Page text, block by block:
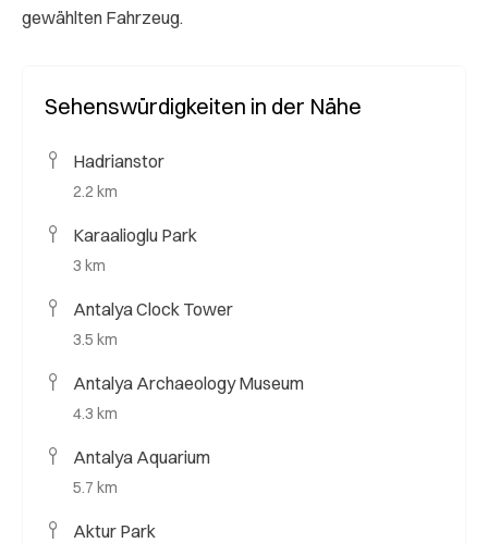
gewählten Fahrzeug.
Sehenswürdigkeiten in der Nähe
Hadrianstor
2.2 km
Karaalioglu Park
3 km
Antalya Clock Tower
3.5 km
Antalya Archaeology Museum
4.3 km
Antalya Aquarium
5.7 km
Aktur Park